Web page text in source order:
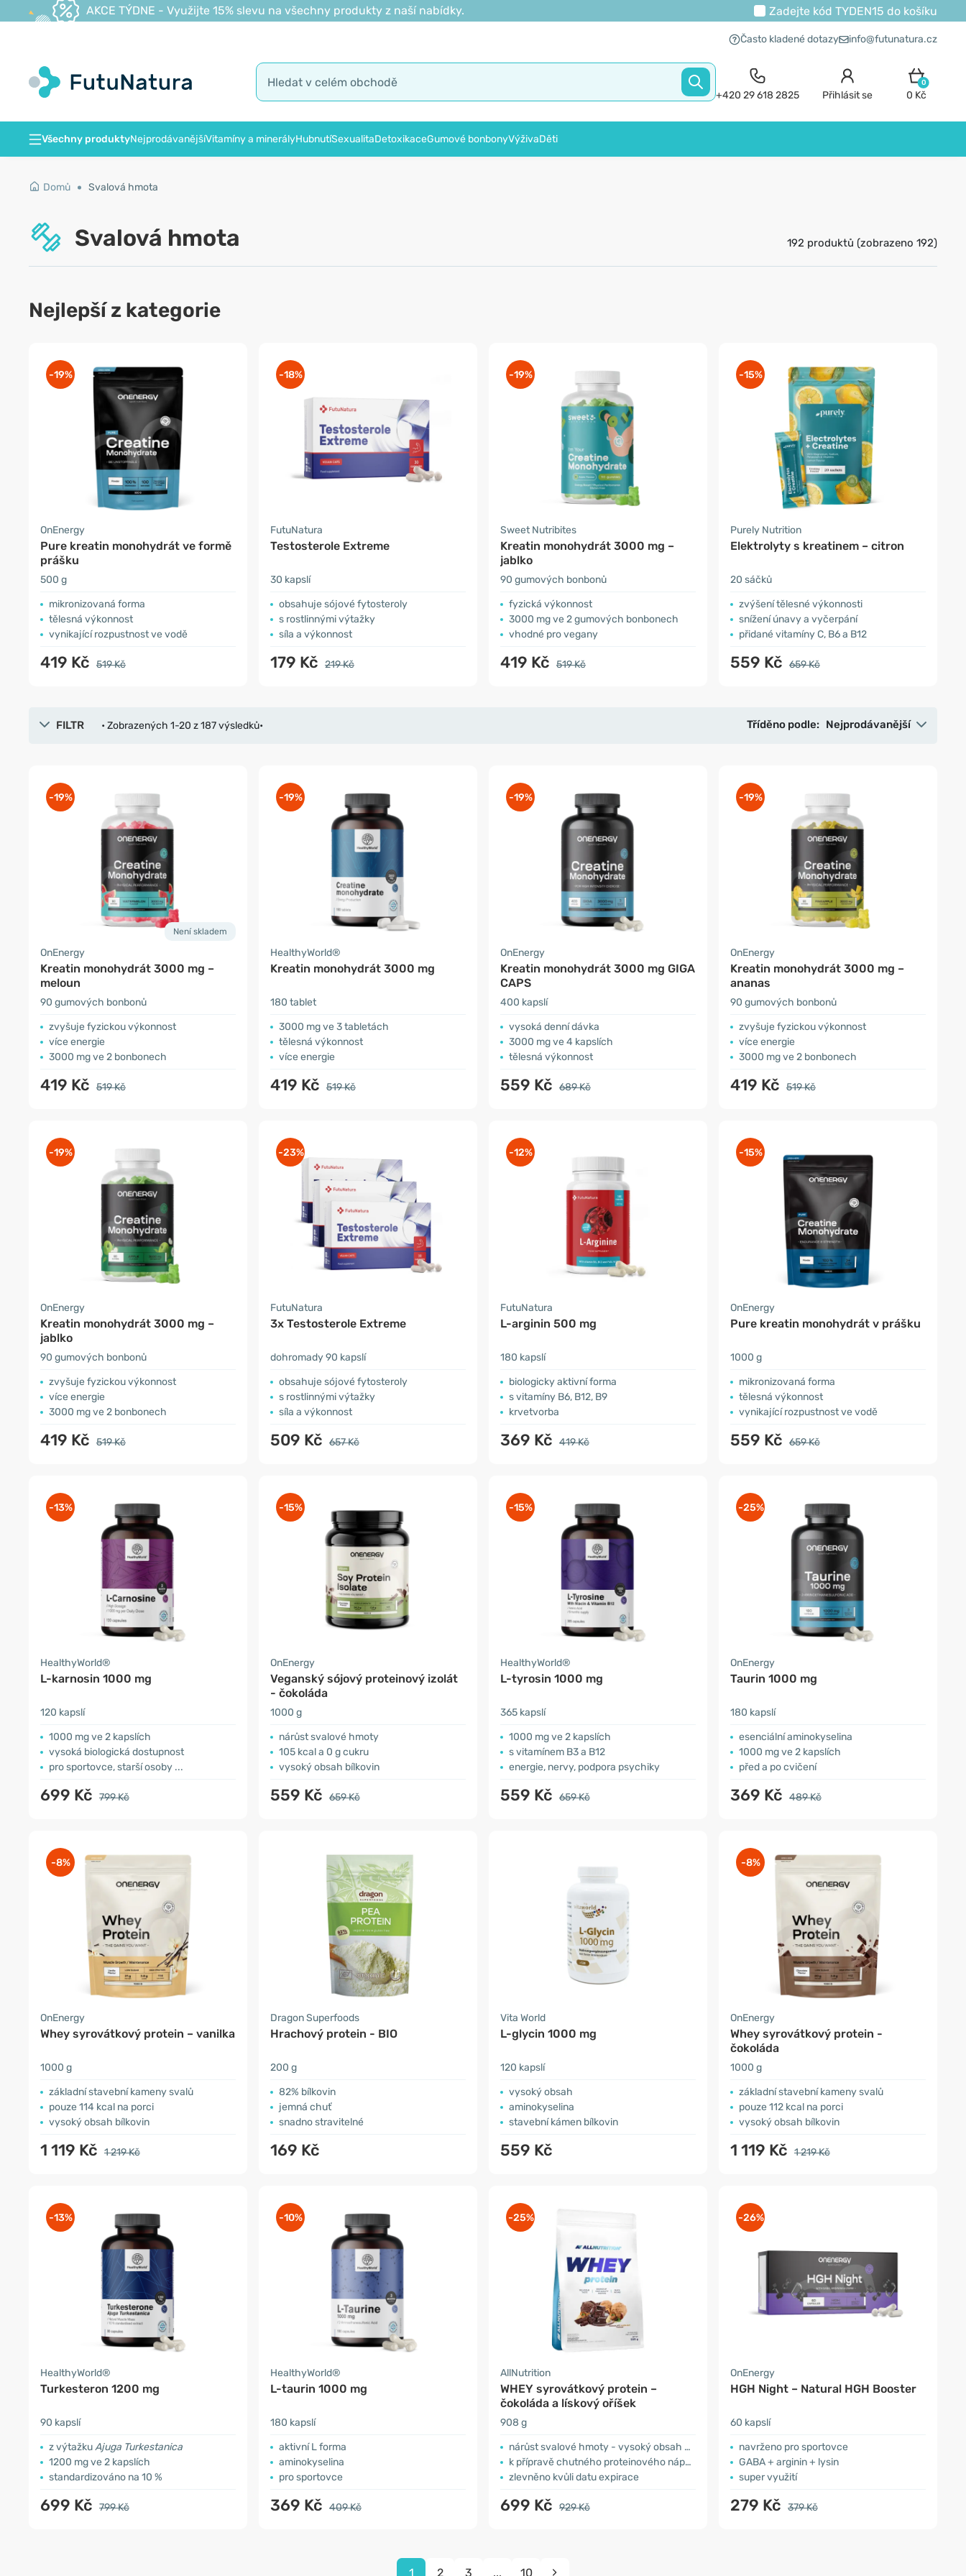
AKCE TÝDNE - Využijte 15% slevu na všechny produkty z naší nabídky. Zadejte kód TYDEN15 do košíku
Často kladené dotazy info@futunatura.cz
+420 29 618 2825 Přihlásit se
0
0 Kč
Všechny produktyNejprodávanějšíVitamíny a minerályHubnutíSexualitaDetoxikaceGumové bonbonyVýživaDěti
Domů Svalová hmota
Svalová hmota 192 produktů (zobrazeno 192)
Nejlepší z kategorie
-19%
OnEnergy
Pure kreatin monohydrát ve formě
prášku
500 g
mikronizovaná forma
tělesná výkonnost
vynikající rozpustnost ve vodě
419 Kč 519 Kč
-18%
FutuNatura
Testosterole Extreme
30 kapslí
obsahuje sójové fytosteroly
s rostlinnými výtažky
síla a výkonnost
179 Kč 219 Kč
-19%
Sweet Nutribites
Kreatin monohydrát 3000 mg –
jablko
90 gumových bonbonů
fyzická výkonnost
3000 mg ve 2 gumových bonbonech
vhodné pro vegany
419 Kč 519 Kč
-15%
Purely Nutrition
Elektrolyty s kreatinem – citron
20 sáčků
zvýšení tělesné výkonnosti
snížení únavy a vyčerpání
přidané vitamíny C, B6 a B12
559 Kč 659 Kč
FILTR • Zobrazených 1-20 z 187 výsledků• Tříděno podle: Nejprodávanější
-19%
Není skladem
OnEnergy
Kreatin monohydrát 3000 mg –
meloun
90 gumových bonbonů
zvyšuje fyzickou výkonnost
více energie
3000 mg ve 2 bonbonech
419 Kč 519 Kč
-19%
HealthyWorld®
Kreatin monohydrát 3000 mg
180 tablet
3000 mg ve 3 tabletách
tělesná výkonnost
více energie
419 Kč 519 Kč
-19%
OnEnergy
Kreatin monohydrát 3000 mg GIGA
CAPS
400 kapslí
vysoká denní dávka
3000 mg ve 4 kapslích
tělesná výkonnost
559 Kč 689 Kč
-19%
OnEnergy
Kreatin monohydrát 3000 mg –
ananas
90 gumových bonbonů
zvyšuje fyzickou výkonnost
více energie
3000 mg ve 2 bonbonech
419 Kč 519 Kč
-19%
OnEnergy
Kreatin monohydrát 3000 mg –
jablko
90 gumových bonbonů
zvyšuje fyzickou výkonnost
více energie
3000 mg ve 2 bonbonech
419 Kč 519 Kč
-23%
FutuNatura
3x Testosterole Extreme
dohromady 90 kapslí
obsahuje sójové fytosteroly
s rostlinnými výtažky
síla a výkonnost
509 Kč 657 Kč
-12%
FutuNatura
L-arginin 500 mg
180 kapslí
biologicky aktivní forma
s vitamíny B6, B12, B9
krvetvorba
369 Kč 419 Kč
-15%
OnEnergy
Pure kreatin monohydrát v prášku
1000 g
mikronizovaná forma
tělesná výkonnost
vynikající rozpustnost ve vodě
559 Kč 659 Kč
-13%
HealthyWorld®
L-karnosin 1000 mg
120 kapslí
1000 mg ve 2 kapslích
vysoká biologická dostupnost
pro sportovce, starší osoby ...
699 Kč 799 Kč
-15%
OnEnergy
Veganský sójový proteinový izolát
- čokoláda
1000 g
nárůst svalové hmoty
105 kcal a 0 g cukru
vysoký obsah bílkovin
559 Kč 659 Kč
-15%
HealthyWorld®
L-tyrosin 1000 mg
365 kapslí
1000 mg ve 2 kapslích
s vitamínem B3 a B12
energie, nervy, podpora psychiky
559 Kč 659 Kč
-25%
OnEnergy
Taurin 1000 mg
180 kapslí
esenciální aminokyselina
1000 mg ve 2 kapslích
před a po cvičení
369 Kč 489 Kč
-8%
OnEnergy
Whey syrovátkový protein – vanilka
1000 g
základní stavební kameny svalů
pouze 114 kcal na porci
vysoký obsah bílkovin
1 119 Kč 1 219 Kč
Dragon Superfoods
Hrachový protein - BIO
200 g
82% bílkovin
jemná chuť
snadno stravitelné
169 Kč
Vita World
L-glycin 1000 mg
120 kapslí
vysoký obsah
aminokyselina
stavební kámen bílkovin
559 Kč
-8%
OnEnergy
Whey syrovátkový protein -
čokoláda
1000 g
základní stavební kameny svalů
pouze 112 kcal na porci
vysoký obsah bílkovin
1 119 Kč 1 219 Kč
-13%
HealthyWorld®
Turkesteron 1200 mg
90 kapslí
z výtažkuAjuga Turkestanica
1200 mg ve 2 kapslích
standardizováno na 10 %
699 Kč 799 Kč
-10%
HealthyWorld®
L-taurin 1000 mg
180 kapslí
aktivní L forma
aminokyselina
pro sportovce
369 Kč 409 Kč
-25%
AllNutrition
WHEY syrovátkový protein –
čokoláda a lískový oříšek
908 g
nárůst svalové hmoty - vysoký obsah bílkovin
k přípravě chutného proteinového nápoje
zlevněno kvůli datu expirace
699 Kč 929 Kč
-26%
OnEnergy
HGH Night – Natural HGH Booster
60 kapslí
navrženo pro sportovce
GABA + arginin + lysin
super využití
279 Kč 379 Kč
1 2 3 ... 10